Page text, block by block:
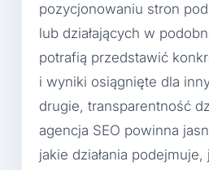
pozycjonowaniu stron
lub działających w
potrafią przedstawić
i wyniki osiągnięte dla
drugie, transparentność
agencja SEO powinna
jakie działania